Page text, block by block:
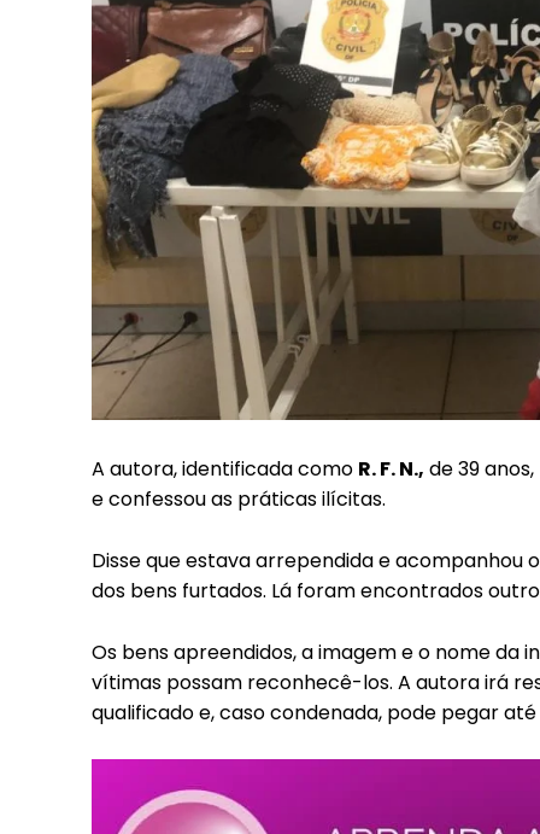
A autora, identificada como R. F. N., de 39
e confessou as práticas ilícitas.
Disse que estava arrependida e acompanhou
dos bens furtados. Lá foram encontrados
Os bens apreendidos, a imagem e o nome da
vítimas possam reconhecê-los. A autora irá
qualificado e, caso condenada, pode pegar